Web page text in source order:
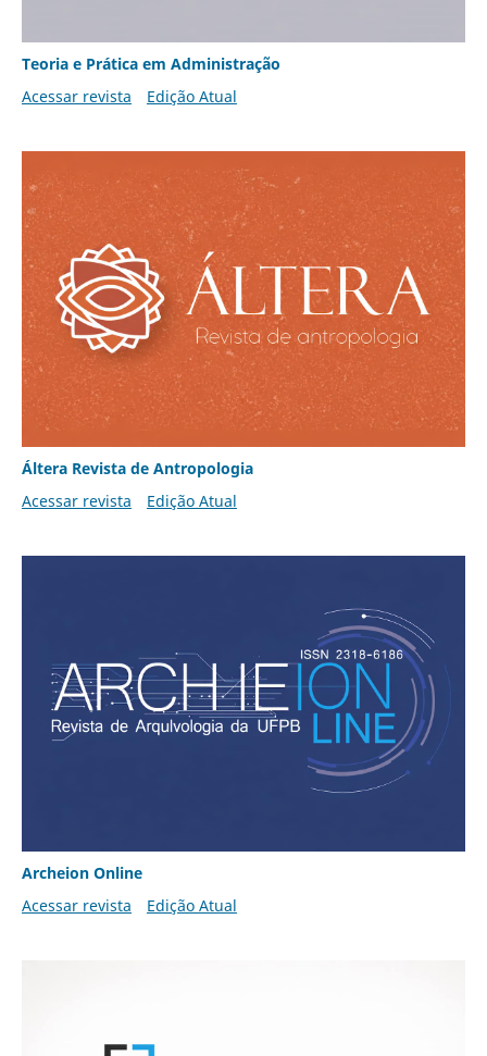
Teoria e Prática em Administração
Acessar revista
Edição Atual
Áltera Revista de Antropologia
Acessar revista
Edição Atual
Archeion Online
Acessar revista
Edição Atual